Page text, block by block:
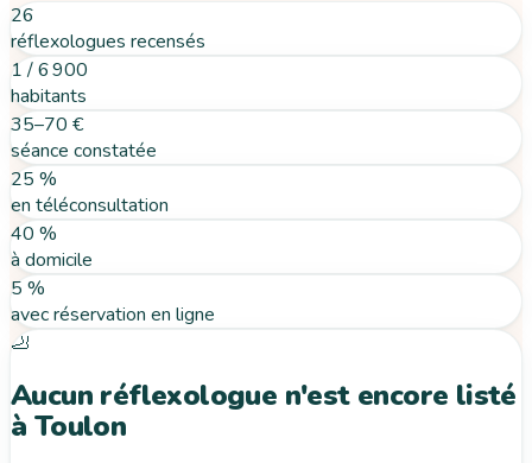
26
réflexologues recensés
1 / 6 900
habitants
35–70 €
séance constatée
25 %
en téléconsultation
40 %
à domicile
5 %
avec réservation en ligne
🦶
Aucun réflexologue n'est encore listé
à Toulon